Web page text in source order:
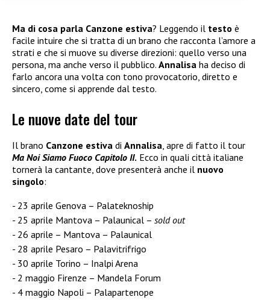
Ma di cosa parla Canzone estiva? Leggendo il testo è
facile intuire che si tratta di un brano che racconta l’amore a
strati e che si muove su diverse direzioni: quello verso una
persona, ma anche verso il pubblico. Annalisa ha deciso di
farlo ancora una volta con tono provocatorio, diretto e
sincero, come si apprende dal testo.
Le nuove date del tour
Il brano Canzone estiva di Annalisa, apre di fatto il tour
Ma Noi Siamo Fuoco Capitolo II. Ecco in quali città italiane
tornerà la cantante, dove presenterà anche il nuovo
singolo:
23 aprile Genova – Palateknoship
25 aprile Mantova – Palaunical – sold out
26 aprile – Mantova – Palaunical
28 aprile Pesaro – Palavitrifrigo
30 aprile Torino – Inalpi Arena
2 maggio Firenze – Mandela Forum
4 maggio Napoli – Palapartenope